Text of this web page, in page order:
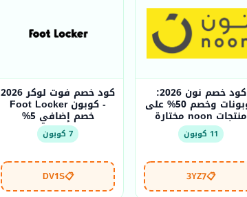
كود خصم نون 2026:
كوبونات وخصم 50% على
منتجات noon مختارة
11 كوبون
📋
3YZ7
كود خصم فوت لوكر 2026
- كوبون Foot Locker
خصم إضافي 5%
7 كوبون
📋
DV1S